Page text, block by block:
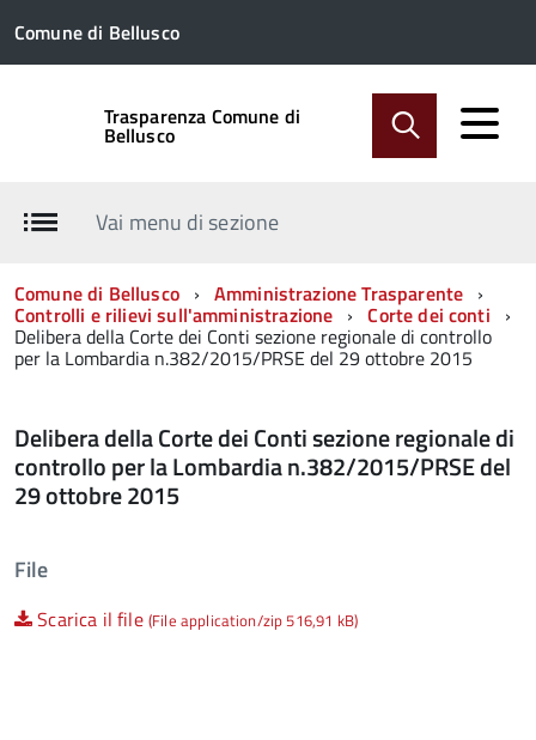
Comune di Bellusco
Trasparenza Comune di
Bellusco
Vai menu di sezione
Comune di Bellusco Amministrazione Trasparente
Controlli e rilievi sull'amministrazione Corte dei conti
Delibera della Corte dei Conti sezione regionale di controllo
per la Lombardia n.382/2015/PRSE del 29 ottobre 2015
Delibera della Corte dei Conti sezione regionale di
controllo per la Lombardia n.382/2015/PRSE del
29 ottobre 2015
File
Scarica il file (File application/zip 516,91 kB)